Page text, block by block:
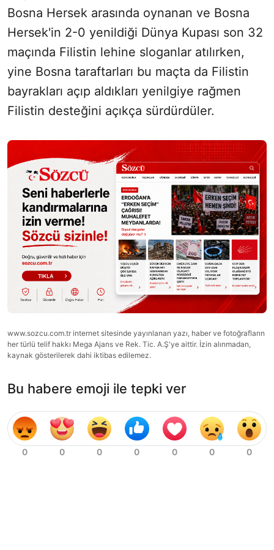
Bosna Hersek arasında oynanan ve Bosna
Hersek'in 2-0 yenildiği Dünya Kupası son 32
maçında Filistin lehine sloganlar atılırken,
yine Bosna taraftarları bu maçta da Filistin
bayrakları açıp aldıkları yenilgiye rağmen
Filistin desteğini açıkça sürdürdüler.
www.sozcu.com.tr internet sitesinde yayınlanan yazı, haber ve fotoğrafların
her türlü telif hakkı Mega Ajans ve Rek. Tic. A.Ş'ye aittir. İzin alınmadan,
kaynak gösterilerek dahi iktibas edilemez.
Bu habere emoji ile tepki ver